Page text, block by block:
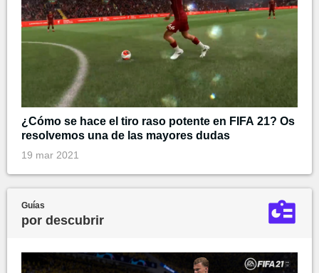
¿Cómo se hace el tiro raso potente en FIFA 21? Os
resolvemos una de las mayores dudas
19 mar 2021
Guías
por descubrir